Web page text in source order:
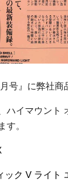
号』に弊社商
ハイマウント
す。
ク V ライト